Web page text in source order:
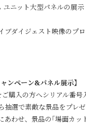
ユニット大型パネルの展示
ブダイジェスト映像のプ
ンペーン&パネル展示】
購入の方へシリアル番号
選で素敵な景品をプレゼ
わせ、景品の｢場面カッ